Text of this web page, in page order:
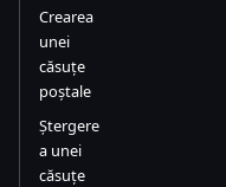
Crearea
unei
căsuțe
poștale
Ștergere
a unei
căsuțe